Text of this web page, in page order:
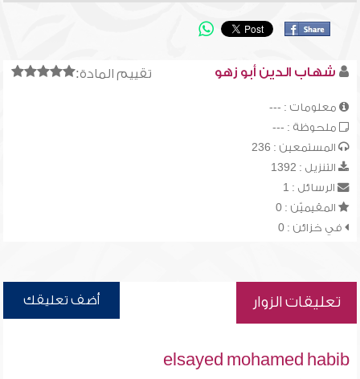
تقييم المادة: شهاب الدين أبو زهو
معلومات : ---
ملحوظة : ---
المستمعين : 236
التنزيل : 1392
الرسائل : 1
المقيميّن : 0
في خزائن : 0
تعليقات الزوار أضف تعليقك
elsayed mohamed habib